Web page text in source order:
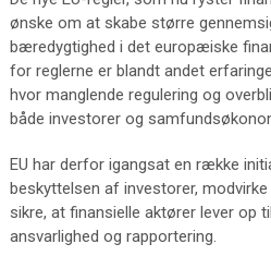
ønske om at skabe større
bæredygtighed i det europæiske
for reglerne er blandt andet
hvor manglende regulering og
både investorer og
EU har derfor igangsat en række
beskyttelsen af investorer,
sikre, at finansielle aktører lever op
ansvarlighed og rapportering.